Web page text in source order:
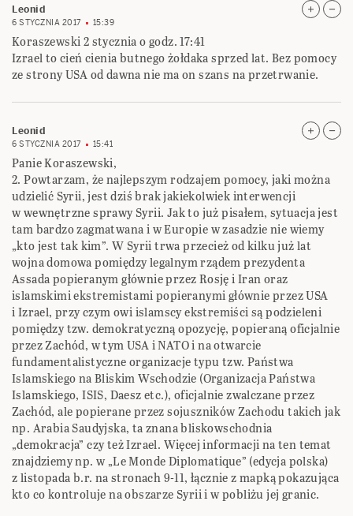
Leonid
6 STYCZNIA 2017 15:39
Koraszewski 2 stycznia o godz. 17:41
Izrael to cień cienia butnego żołdaka sprzed lat. Bez pomocy
ze strony USA od dawna nie ma on szans na przetrwanie.
Leonid
6 STYCZNIA 2017 15:41
Panie Koraszewski,
2. Powtarzam, że najlepszym rodzajem pomocy, jaki można
udzielić Syrii, jest dziś brak jakiekolwiek interwencji
w wewnętrzne sprawy Syrii. Jak to już pisałem, sytuacja jest
tam bardzo zagmatwana i w Europie w zasadzie nie wiemy
„kto jest tak kim”. W Syrii trwa przecież od kilku już lat
wojna domowa pomiędzy legalnym rządem prezydenta
Assada popieranym głównie przez Rosję i Iran oraz
islamskimi ekstremistami popieranymi głównie przez USA
i Izrael, przy czym owi islamscy ekstremiści są podzieleni
pomiędzy tzw. demokratyczną opozycję, popieraną oficjalnie
przez Zachód, w tym USA i NATO i na otwarcie
fundamentalistyczne organizacje typu tzw. Państwa
Islamskiego na Bliskim Wschodzie (Organizacja Państwa
Islamskiego, ISIS, Daesz etc.), oficjalnie zwalczane przez
Zachód, ale popierane przez sojuszników Zachodu takich jak
np. Arabia Saudyjska, ta znana bliskowschodnia
„demokracja” czy też Izrael. Więcej informacji na ten temat
znajdziemy np. w „Le Monde Diplomatique” (edycja polska)
z listopada b.r. na stronach 9-11, łącznie z mapką pokazująca
kto co kontroluje na obszarze Syrii i w pobliżu jej granic.